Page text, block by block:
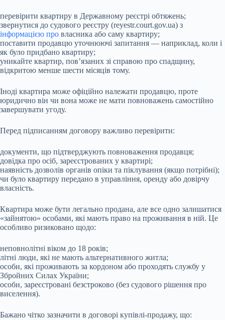
перевірити квартиру в Державному реєстрі обтяжень;
звернутися до судового реєстру (reyestr.court.gov.ua) з
інформацією про власника або саму квартиру;
поставити продавцю уточнюючі запитання — наприклад, коли і
як було придбано квартиру;
уникайте квартир, пов’язаних зі справою про спадщину,
відкритою менше шести місяців тому.
Іноді квартира може офіційно належати продавцю, проте
юридично він чи вона може не мати повноважень самостійно
завершувати угоду.
Перед підписанням договору важливо перевірити:
документи, що підтверджують повноваження продавця;
довідка про осіб, зареєстрованих у квартирі;
наявність дозволів органів опіки та піклування (якщо потрібні);
чи було квартиру передано в управління, оренду або довірчу
власність.
Квартира може бути легально продана, але все одно залишатися
«зайнятою» особами, які мають право на проживання в ній. Це
особливо ризиковано щодо:
неповнолітні віком до 18 років;
літні люди, які не мають альтернативного житла;
особи, які проживають за кордоном або проходять службу у
Збройних Силах України;
особи, зареєстровані безстроково (без судового рішення про
виселення).
Бажано чітко зазначити в договорі купівлі-продажу, що: